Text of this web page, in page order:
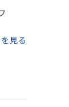
見る